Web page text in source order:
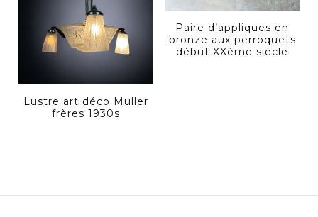
Lustre art déco Muller
frères 1930s
Paire d’appliques en
bronze aux perroquets
début XXème siècle